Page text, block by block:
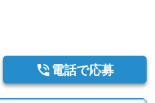
 電話で応募